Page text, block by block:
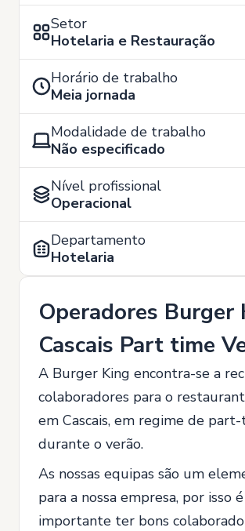
Setor
Hotelaria e Restauração
Horário de trabalho
Meia jornada
Modalidade de trabalho
Não especificado
Nível profissional
Operacional
Departamento
Hotelaria
Operadores Burger
Cascais Part time
A Burger King encontra-se a
colaboradores para o
em Cascais, em regime de
durante o verão.
As nossas equipas são um
para a nossa empresa, por isso é
importante ter bons